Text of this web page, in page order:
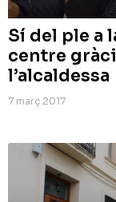
Sí del ple a
centre
l’alcaldessa
7 març 2017